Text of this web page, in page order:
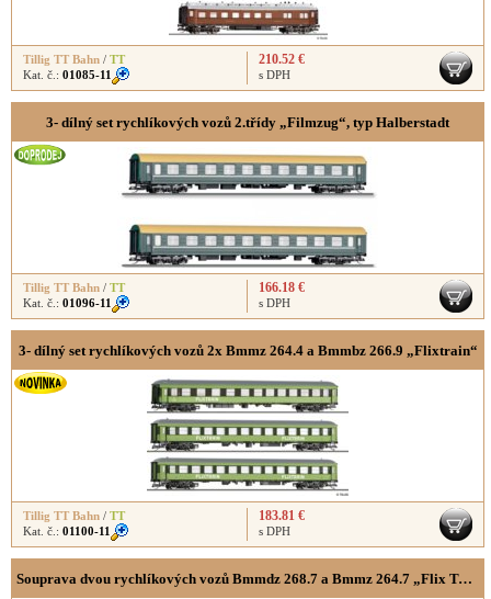
Tillig TT Bahn / TT
Kat. č.: 01085-11
210.52 €
s DPH
3- dílný set rychlíkových vozů 2.třídy „Filmzug“, typ Halberstadt
Tillig TT Bahn / TT
Kat. č.: 01096-11
166.18 €
s DPH
3- dílný set rychlíkových vozů 2x Bmmz 264.4 a Bmmbz 266.9 „Flixtrain“
Tillig TT Bahn / TT
Kat. č.: 01100-11
183.81 €
s DPH
Souprava dvou rychlíkových vozů Bmmdz 268.7 a Bmmz 264.7 „Flix Train“